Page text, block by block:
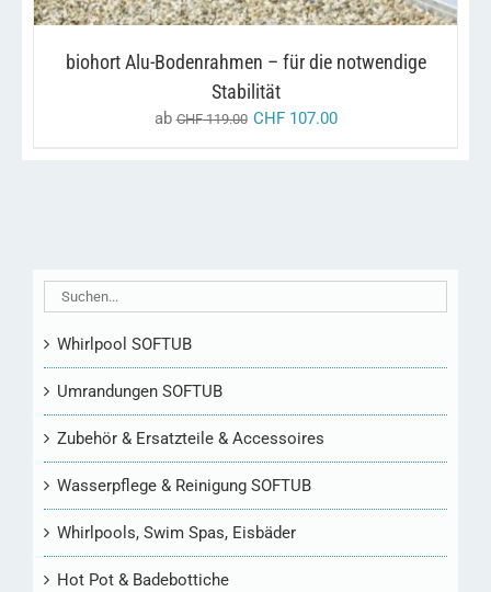
DIE
OPTIONEN
AUF
DER
PRODUKTSEITE
GEWÄHLT
biohort Alu-Bodenrahmen – für die notwendige
Stabilität
abCHF119.00 CHF107.00
Whirlpool SOFTUB
Umrandungen SOFTUB
Zubehör & Ersatzteile & Accessoires
Wasserpflege & Reinigung SOFTUB
Whirlpools, Swim Spas, Eisbäder
Hot Pot & Badebottiche